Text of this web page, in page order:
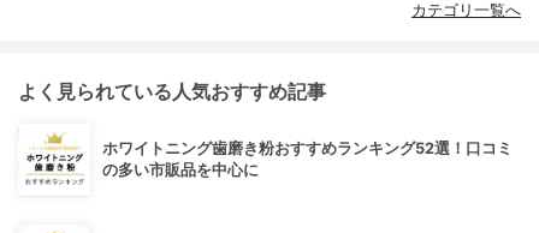
カテゴリ一覧へ
よく見られている人気おすすめ記事
ホワイトニング歯磨き粉おすすめランキング52選！口コミ
の多い市販品を中心に